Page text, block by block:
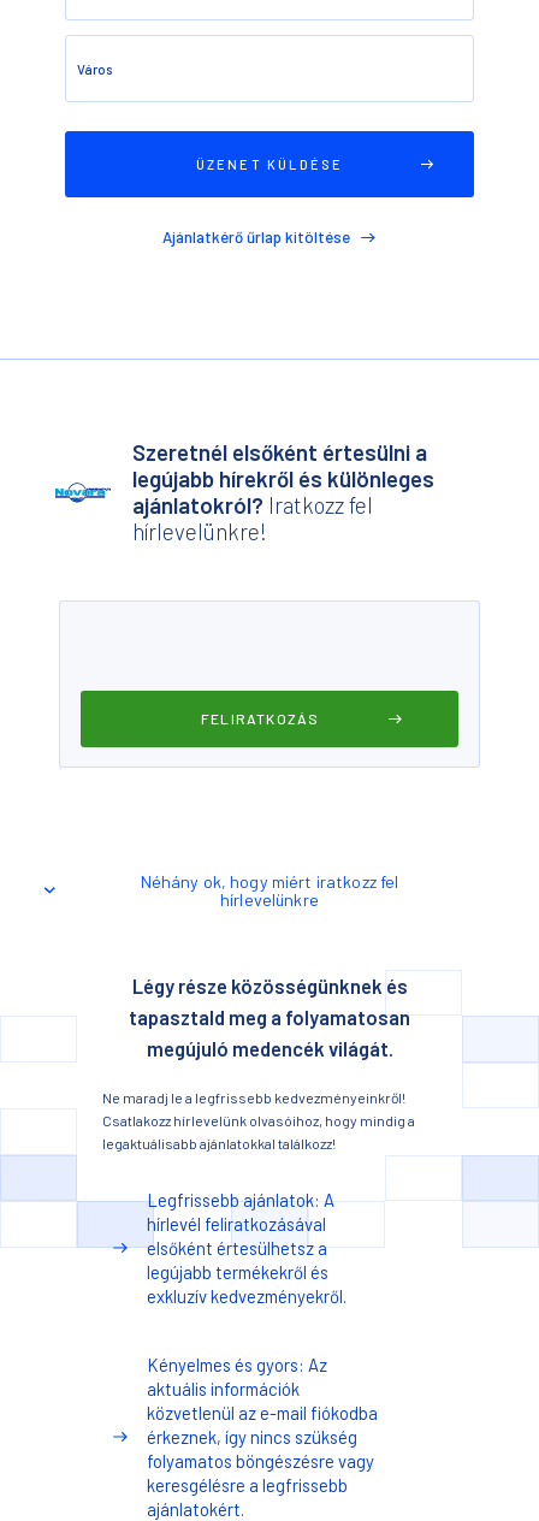
Város
Ajánlatkérő űrlap kitöltése
Szeretnél elsőként értesülni a
legújabb hírekről és különleges
ajánlatokról? Iratkozz fel
hírlevelünkre!
Néhány ok, hogy miért iratkozz fel
hírlevelünkre
Légy része közösségünknek és
tapasztald meg a folyamatosan
megújuló medencék világát.
Ne maradj le a legfrissebb kedvezményeinkről!
Csatlakozz hírlevelünk olvasóihoz, hogy mindig a
legaktuálisabb ajánlatokkal találkozz!
Legfrissebb ajánlatok: A
hírlevél feliratkozásával
elsőként értesülhetsz a
legújabb termékekről és
exkluzív kedvezményekről.
Kényelmes és gyors: Az
aktuális információk
közvetlenül az e-mail fiókodba
érkeznek, így nincs szükség
folyamatos böngészésre vagy
keresgélésre a legfrissebb
ajánlatokért.